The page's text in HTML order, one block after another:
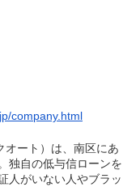
company.html
オート）は、南区にあ
独自の低与信ローンを
人がいない人やブラッ